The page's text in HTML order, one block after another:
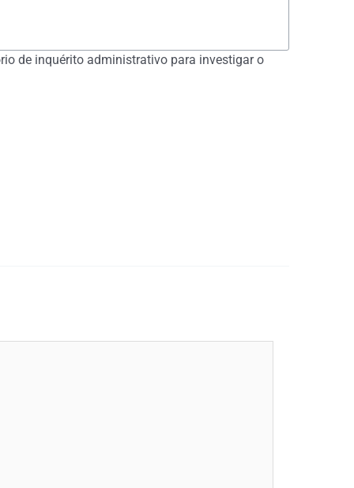
de inquérito administrativo para investigar o